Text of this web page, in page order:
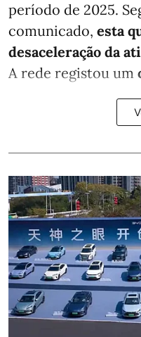
período de 2025.
comunicado, esta
desaceleração da
A rede registou um